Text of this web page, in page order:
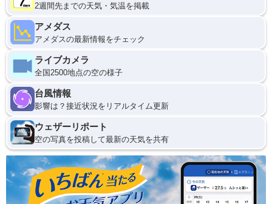
2週間先までの天気・気温を掲載
アメダス
アメダスの最新情報をチェック
ライブカメラ
全国2500地点の空の様子
台風情報
影響は？接近状況をリアルタイム更新
ウェザーリポート
空の写真を投稿して最新の天気を共有